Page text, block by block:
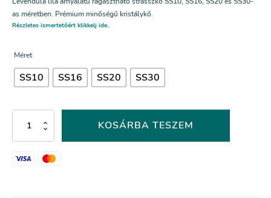
as méretben. Prémium minőségű kristálykő.
Részletes ismertetőért klikkelj ide..
Méret
SS10 SS16 SS20 SS30
Lavender
színű
ragasztható
kristálykő
mennyiség
KOSÁRBA TESZEM